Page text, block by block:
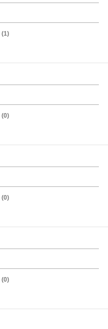
(1)
(0)
(0)
(0)